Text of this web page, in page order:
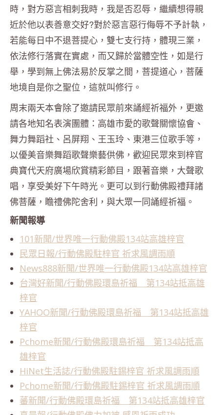
時，對方惡言相刺我時，我是否忍辱，繼續想得親
近於他以表善意交好?對於惡言惡行侮辱不予計執，
若能每日中不退菩提心，雙七支行持，體現三業，
依法修行落實在實處，而又歸於當體空性，如是行
舉，學到無上佛法易於反掌之間，菩提道心，菩薩
地境自是你之聖位，這就叫修行。
周末兩天本會除了邀請民眾前來誦經祈福外，更邀
請各地知名表演團體：高雄市愛的歌聲關懷協會、
舞力舞蹈社、呂屏翔、王玉玲、東港三位歌手等，
以優美音樂舞蹈歌聲樂藝供佛，歡迎民眾來到梓官
典寶代天府廣場欣賞精彩節目，跟著音樂，大聲歌
唱，享受美好下午時光。更可以到行動佛殿禮拜諸
佛菩薩，瞻禮佛陀舍利，與大眾一同誦經祈福。
新聞報導
101新聞/世界唯一行動佛殿134站高雄梓官
民眾日報/行動佛殿駐梓官 祈求風調雨順
News888新聞/世界唯一行動佛殿134站高雄梓官
台灣好新聞/行動佛殿環島祈福 第134站抵高雄
梓官
YAHOO新聞/行動佛殿環島祈福 第134站抵高雄
梓官
Pchome新聞/行動佛殿環島祈福 第134站抵高
雄梓官
HiNet生活誌/行動佛殿駐錫梓官 祈求風調雨順
Pchome新聞/行動佛殿駐錫梓官 祈求風調雨順
蕃新聞/行動佛殿環島祈福 第134站抵高雄梓官